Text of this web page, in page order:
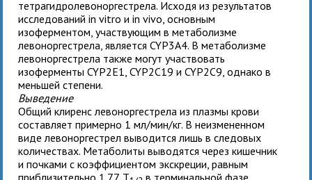
тетрагидролевоноргестрела. Исходя из результатов
исследований in vitro и in vivo, основным
изоферментом, участвующим в метаболизме
левоноргестрела, является CYP3A4. В метаболизме
левоноргестрела также могут участвовать
изоферменты CYP2E1, CYP2C19 и CYP2C9, однако в
меньшей степени.
Выведение
Общий клиренс левоноргестрела из плазмы крови
составляет примерно 1 мл/мин/кг. В неизмененном
виде левоноргестрел выводится лишь в следовых
количествах. Метаболиты выводятся через кишечник
и почками с коэффициентом экскреции, равным
приблизительно 1.77. T
в терминальной фазе,